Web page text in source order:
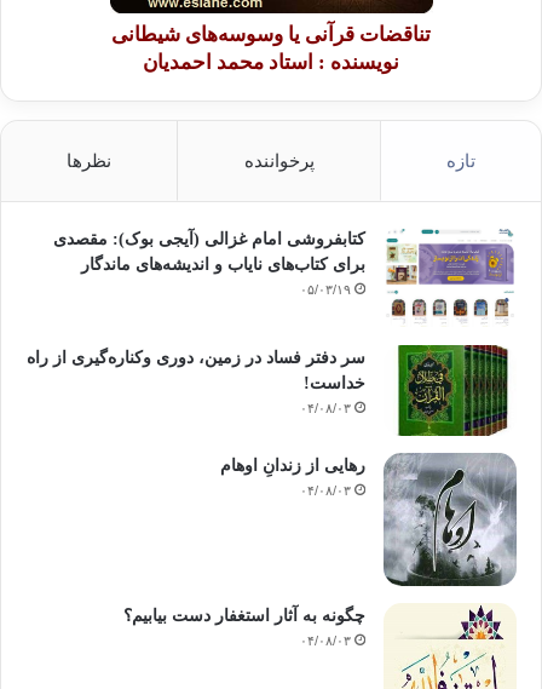
تناقضات قرآنی یا وسوسه‌های شیطانی
نویسنده : استاد محمد احمدیان
تازه پرخواننده نظرها
کتابفروشی امام غزالی (آیجی بوک): مقصدی
برای کتاب‌های نایاب و اندیشه‌های ماندگار
۰۵/۰۳/۱۹
سر دفتر فساد در زمین‌، دوری وکناره‌گیری از راه
خداست‌!
۰۴/۰۸/۰۳
رهایی از زندانِ اوهام
۰۴/۰۸/۰۳
چگونه به آثار استغفار دست بیابیم؟
۰۴/۰۸/۰۳